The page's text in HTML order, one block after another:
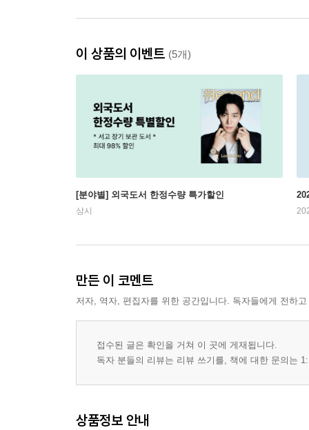
이 상품의 이벤트 (5개)
[분야별] 외국도서 한정수량 특가할인
상시
만든 이 코멘트
저자, 역자, 편집자를 위한 공간입니다. 독자들에게 전하
접수된 글은 확인을 거쳐 이 곳에 게재됩니다.
독자 분들의 리뷰는 리뷰 쓰기를, 책에 대한 문의는
상품정보 안내